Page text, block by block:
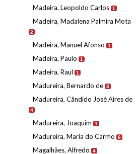
Madeira, Leopoldo Carlos 1
Madeira, Madalena Palmira Mota
2
Madeira, Manuel Afonso 1
Madeira, Paulo 1
Madeira, Raul 1
Madureira, Bernardo de 3
Madureira, Cândido José Aires de
4
Madureira, Joaquim 1
Madureira, Maria do Carmo 6
Magalhães, Alfredo 4